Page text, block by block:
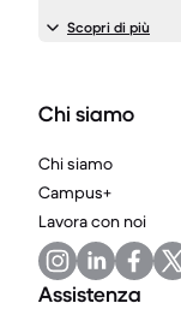
Scopri di più
Chi siamo
Chi siamo
Campus+
Lavora con noi
Assistenza